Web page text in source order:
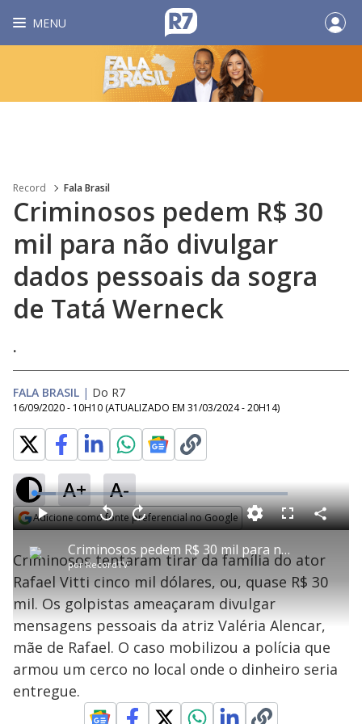
MENU
Record Fala Brasil
Criminosos pedem R$ 30
mil para não divulgar
dados pessoais da sogra
de Tatá Werneck
.
FALA BRASIL | Do R7
16/09/2020 - 10H10 (ATUALIZADO EM 31/03/2024 - 20H14)
A+ A-
Adicione como fonte preferencial no Google
P
l
a
y
Criminosos pedem R$ 30 mil para não divulgar dados pessoais da sogra de Tatá Werneck
porRecordTV
P V
t
a
r
0
e
g
n
d
o
A
n
ç
a
1
s
e
u
n
o
s
L
o
a
d
e
8
.
7
3
%
F
l
s
c
C
o
a
r
i
l
Criminosos tentaram tirar da família do ator
Rafael Vitti cinco mil dólares, ou, quase R$ 30
mil. Os golpistas ameaçaram divulgar
mensagens pessoais da atriz Valéria Alencar,
mãe de Rafael. O caso mobilizou a polícia que
armou um cerco no local onde o dinheiro seria
entregue.